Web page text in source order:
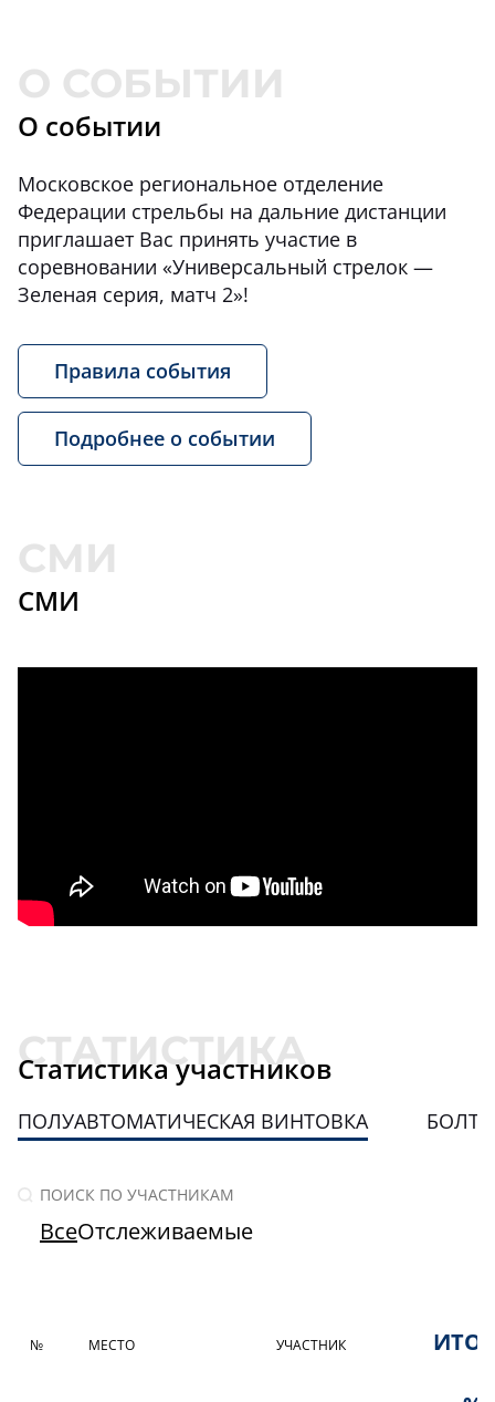
О событии
Московское региональное отделение
Федерации стрельбы на дальние дистанции
приглашает Вас принять участие в
соревновании «Универсальный стрелок —
Зеленая серия, матч 2»!
Правила события
Подробнее о событии
СМИ
Статистика участников
ПОЛУАВТОМАТИЧЕСКАЯ ВИНТОВКА
ВсеОтслеживаемые
№ МЕСТО УЧАСТНИК